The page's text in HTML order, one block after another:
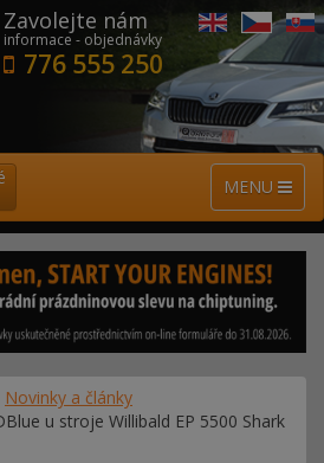
Zavolejte nám
informace - objednávky
776 555 250
MENU
Novinky a články
u stroje Willibald EP 5500 Shark